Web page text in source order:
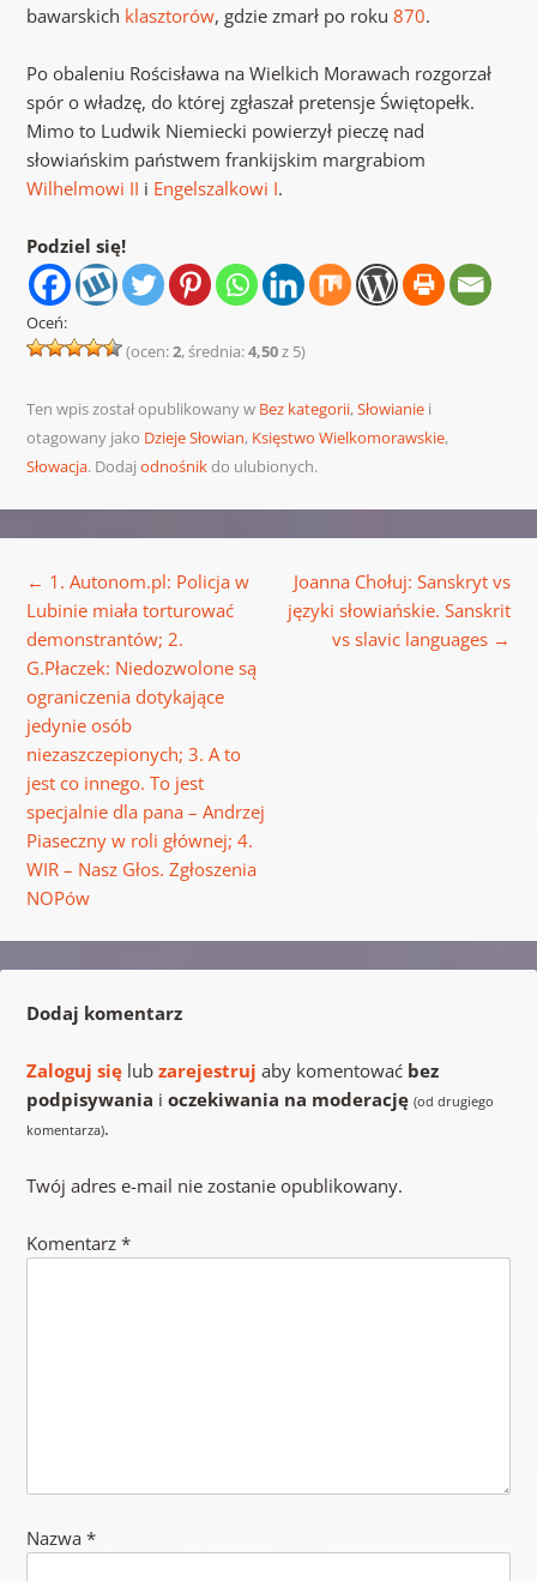
bawarskich klasztorów, gdzie zmarł po roku 870.
Po obaleniu Rościsława na Wielkich Morawach rozgorzał
spór o władzę, do której zgłaszał pretensje Świętopełk.
Mimo to Ludwik Niemiecki powierzył pieczę nad
słowiańskim państwem frankijskim margrabiom
Wilhelmowi II i Engelszalkowi I.
Podziel się!
Oceń:
(ocen:2, średnia:4,50z 5)
Ten wpis został opublikowany w Bez kategorii,Słowianiei
otagowany jako Dzieje Słowian, Księstwo Wielkomorawskie,
Słowacja. Dodaj odnośnikdo ulubionych.
← 1. Autonom.pl: Policja w
Lubinie miała torturować
demonstrantów; 2.
G.Płaczek: Niedozwolone są
ograniczenia dotykające
jedynie osób
niezaszczepionych; 3. A to
jest co innego. To jest
specjalnie dla pana – Andrzej
Piaseczny w roli głównej; 4.
WIR – Nasz Głos. Zgłoszenia
NOPów
Joanna Chołuj: Sanskryt vs
języki słowiańskie. Sanskrit
vs slavic languages →
Dodaj komentarz
Zaloguj sięlub zarejestruj aby komentować bez
podpisywania i oczekiwania na moderację (od drugiego
komentarza).
Twój adres e-mail nie zostanie opublikowany.
Komentarz *
Nazwa *